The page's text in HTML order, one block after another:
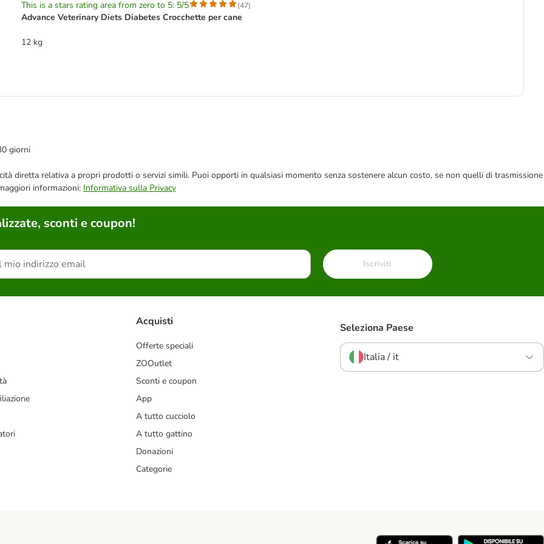
This is a stars rating area from zero to 5: 5/5 (47)
Advance Veterinary Diets Diabetes Crocchette per cane
12 kg
giorni
diretta relativa a propri prodotti o servizi simili. Puoi opporti in qualsiasi momento senza sostenere alcun costo, se non quelli di trasmissione
informazioni: Informativa sulla Privacy
sconti e coupon!
Iscriviti
Acquisti
Offerte speciali
ZOOutlet
Sconti e coupon
App
A tutto cucciolo
A tutto gattino
Donazioni
Categorie
Seleziona Paese
Italia / it